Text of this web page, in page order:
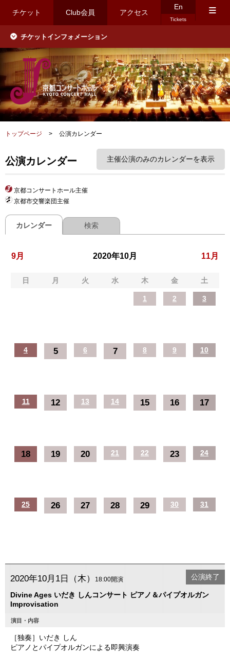
チケット Club会員 アクセス
En
Tickets
≡
チケットインフォメーション
トップページ > 公演カレンダー
公演カレンダー 主催公演のみのカレンダーを表示
京都コンサートホール主催
京都市交響楽団主催
カレンダー 検索
9月 2020年10月 11月
日 月 火 水 木 金 土
1 2 3
4 5 6 7 8 9 10
11 12 13 14 15 16 17
18 19 20 21 22 23 24
25 26 27 28 29 30 31
2020年10月1日（木）18:00開演
Divine Ages いだき しんコンサート ピアノ＆パイプオルガン
Improvisation
公演終了
演目・内容
［独奏］いだき しん
ピアノとパイプオルガンによる即興演奏